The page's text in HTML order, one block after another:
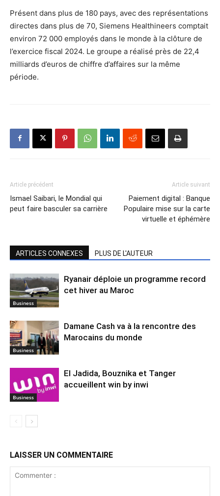
Présent dans plus de 180 pays, avec des représentations
directes dans plus de 70, Siemens Healthineers comptait
environ 72 000 employés dans le monde à la clôture de
l’exercice fiscal 2024. Le groupe a réalisé près de 22,4
milliards d’euros de chiffre d’affaires sur la même
période.
Article précédent
Ismael Saibari, le Mondial qui
peut faire basculer sa carrière
Article suivant
Paiement digital : Banque
Populaire mise sur la carte
virtuelle et éphémère
ARTICLES CONNEXES PLUS DE L'AUTEUR
Business
Ryanair déploie un programme record
cet hiver au Maroc
Business
Damane Cash va à la rencontre des
Marocains du monde
Business
El Jadida, Bouznika et Tanger
accueillent win by inwi
LAISSER UN COMMENTAIRE